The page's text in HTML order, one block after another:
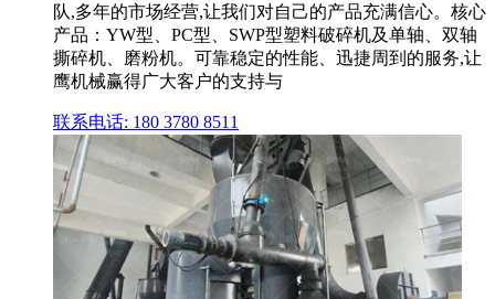
队,多年的市场经营,让我们对自己的产品充满信心。核心
产品：YW型、PC型、SWP型塑料破碎机及单轴、双轴
撕碎机、磨粉机。可靠稳定的性能、迅捷周到的服务,让
鹰机械赢得广大客户的支持与
联系电话: 180 3780 8511